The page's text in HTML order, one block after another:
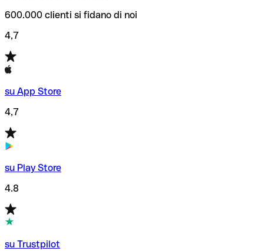
600.000 clienti si fidano di noi
4,7
su App Store
4,7
su Play Store
4.8
su Trustpilot